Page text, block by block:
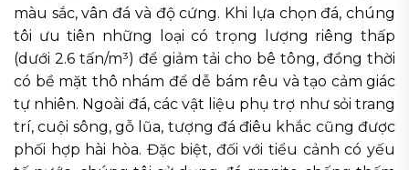
màu sắc, vân đá và độ cứng. Khi lựa chọn đá, chúng
tôi ưu tiên những loại có trọng lượng riêng thấp
(dưới 2.6 tấn/m³) để giảm tải cho bê tông, đồng thời
có bề mặt thô nhám để dễ bám rêu và tạo cảm giác
tự nhiên. Ngoài đá, các vật liệu phụ trợ như sỏi trang
trí, cuội sông, gỗ lũa, tượng đá điêu khắc cũng được
phối hợp hài hòa. Đặc biệt, đối với tiểu cảnh có yếu